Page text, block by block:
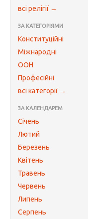
всі релігії →
ЗА КАТЕГОРІЯМИ
Конституційні
Міжнародні
ООН
Професійні
всі категорії →
ЗА КАЛЕНДАРЕМ
Січень
Лютий
Березень
Квітень
Травень
Червень
Липень
Серпень